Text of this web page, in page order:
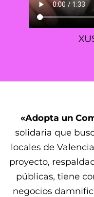
«Adopta un
solidaria que
locales de
proyecto,
públicas, tiene
negocios